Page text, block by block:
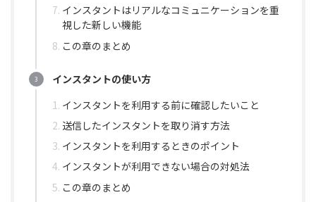
インスタントはリアルなコミュニケーションを重
視した新しい機能
この章のまとめ
インスタントの使い方
インスタントを利用する前に確認したいこと
送信したインスタントを取り消す方法
インスタントを利用するときのポイント
インスタントが利用できない場合の対処法
この章のまとめ